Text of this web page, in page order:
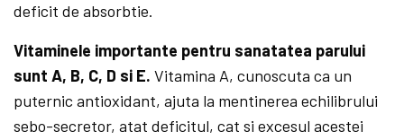
deficit de absorbtie.
Vitaminele importante pentru sanatatea parului
sunt A, B, C, D si E. Vitamina A, cunoscuta ca un
puternic antioxidant, ajuta la mentinerea echilibrului
sebo-secretor, atat deficitul, cat si excesul acestei